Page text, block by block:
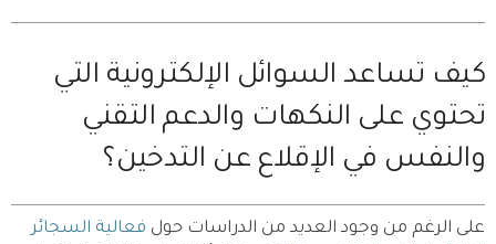
كيف تساعد السوائل الإلكترونية التي
تحتوي على النكهات والدعم التقني
والنفس في الإقلاع عن التدخين؟
على الرغم من وجود العديد من الدراسات حول فعالية السجائر